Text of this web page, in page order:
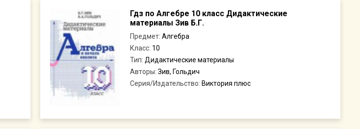
Гдз по Алгебре 10 класс Дидактические
материалы Зив Б.Г.
Предмет: Алгебра
Класс: 10
Тип: Дидактические материалы
Авторы: Зив, Гольдич
Серия/Издательство: Виктория плюс